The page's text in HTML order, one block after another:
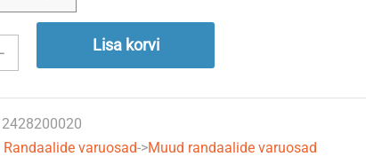
Lisa korvi
2428200020
Randaalide varuosad->Muud randaalide varuosad